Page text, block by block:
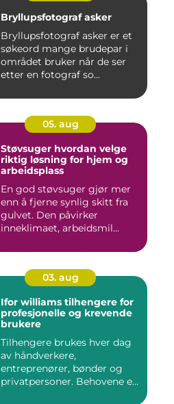
Bryllupsfotograf asker
Bryllupsfotograf asker er et
søkeord mange brudepar i
området bruker når de ser
etter en fotograf so...
05. aug
Støvsuger hvordan velge
riktig løsning for hjem og
arbeidsplass
En god støvsuger gjør mer
enn å fjerne synlig skitt fra
gulvet. Den påvirker
inneklimaet, arbeidsmil...
03. aug
Ifor williams tilhengere for
profesjonelle og krevende
brukere
Tilhengere brukes hver dag
av håndverkere,
entreprenører, bønder og
privatpersoner. Behovene er